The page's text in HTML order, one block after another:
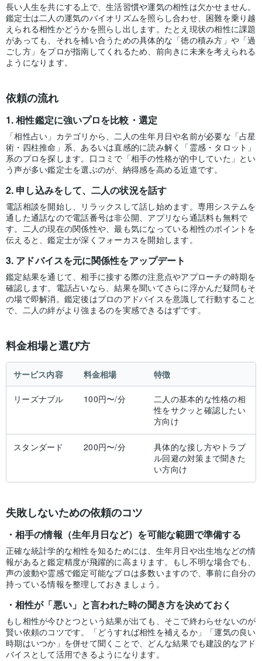
長い人生を共にする上で、生活習慣や運気の相性は欠かせません。
鑑定士は二人の運気のバイオリズムを照らし合わせ、困難を乗り越
えられる相性かどうかを照らし出します。たとえ現状の相性に課題
があっても、それを補い合うための具体的な「徳の積み方」や「過
ごし方」をプロが指南してくれるため、前向きに未来を考えられる
ようになります。
依頼の流れ
相性鑑定に強いプロを比較・選定
「相性占い」カテゴリから、二人の生年月日や名前が必要な「占星
術・四柱推命」系、あるいは直感的に読み解く「霊感・タロット」
系のプロを探します。口コミで「相手の性格が的中していた」とい
う声が多い鑑定士を選ぶのが、納得感を高める近道です。
申し込みをして、二人の状況を話す
電話相談を開始し、リラックスして話し始めます。専用システムを
通した通話なので電話番号は非公開、アプリなら通話料も無料で
す。二人の現在の関係性や、最も気になっている相性のポイントを
伝えると、鑑定士が深くフォーカスを開始します。
アドバイスを元に関係性をアップデート
鑑定結果を通じて、相手に接する際の注意点やアプローチの時期を
確認します。電話占いなら、結果を聞いてさらに浮かんだ疑問もそ
の場で即解消。鑑定後はプロのアドバイスを意識して行動すること
で、二人の絆がより強まるのを実感できるはずです。
料金相場と選び方
サービス内容 料金相場 特徴
リーズナブル 100円〜/分
二人の基本的な性格の相
性をサクッと確認したい
方向け
スタンダード 200円〜/分
具体的な接し方やトラブ
ル回避の対策まで聞きた
い方向け
失敗しないための依頼のコツ
相手の情報（生年月日など）を可能な範囲で準備する
正確な統計学的な相性を知るためには、生年月日や出生地などの情
報があると鑑定精度が飛躍的に高まります。もし不明な場合でも、
声の波動や霊感で鑑定可能なプロは多数いますので、事前に自分の
持っている情報を整理しておきましょう。
相性が「悪い」と言われた時の聞き方を決めておく
もし相性が今ひとつという結果が出ても、そこで終わらせないのが
賢い依頼のコツです。「どうすれば相性を補えるか」「運気の良い
時期はいつか」を併せて聞くことで、どんな結果でも建設的なアド
バイスとして活用できるようになります。